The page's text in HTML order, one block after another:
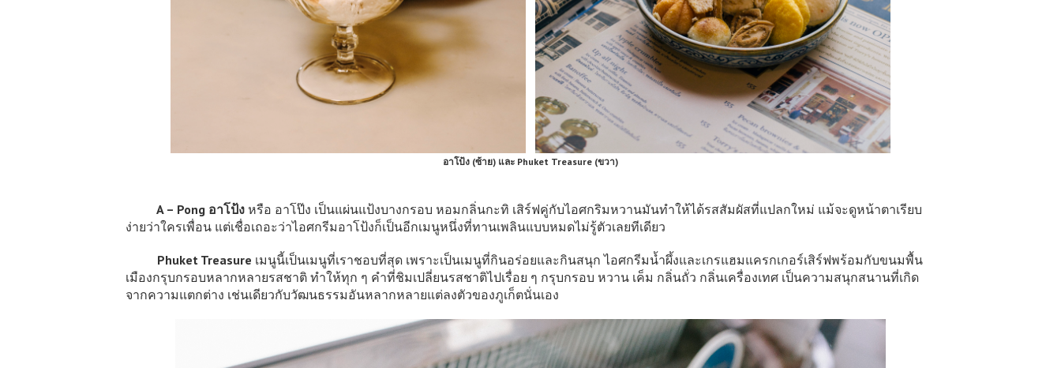
อาโป้ง (ซ้าย) และ Phuket Treasure (ขวา)
A – Pong อาโป้ง หรือ อาโป๊ง เป็นแผ่นแป้งบางกรอบ หอมกลิ่นกะทิ เสิร์ฟคู่กับไอศกริมหวานมันทำให้ได้รสสัมผัสที่แปลกใหม่ แม้จะดูหน้าตาเรียบ
ง่ายว่าใครเพื่อน แต่เชื่อเถอะว่าไอศกรีมอาโป้งก็เป็นอีกเมนูหนึ่งที่ทานเพลินแบบหมดไม่รู้ตัวเลยทีเดียว
Phuket Treasure เมนูนี้เป็นเมนูที่เราชอบที่สุด เพราะเป็นเมนูที่กินอร่อยและกินสนุก ไอศกรีมน้ำผึ้งและเกรแฮมแครกเกอร์เสิร์ฟพร้อมกับขนมพื้น
เมืองกรุบกรอบหลากหลายรสชาติ ทำให้ทุก ๆ คำที่ชิมเปลี่ยนรสชาติไปเรื่อย ๆ กรุบกรอบ หวาน เค็ม กลิ่นถั่ว กลิ่นเครื่องเทศ เป็นความสนุกสนานที่เกิด
จากความแตกต่าง เช่นเดียวกับวัฒนธรรมอันหลากหลายแต่ลงตัวของภูเก็ตนั่นเอง